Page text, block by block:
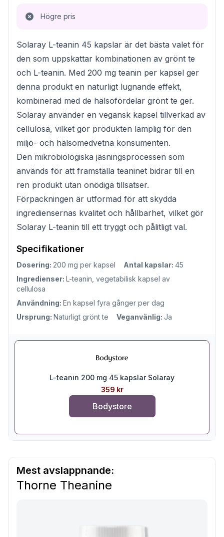
Högre pris
Solaray L-teanin 45 kapslar är det bästa valet för
den som uppskattar kombinationen av grönt te
och L-teanin. Med 200 mg teanin per kapsel ger
denna produkt en naturligt lugnande effekt,
kombinerad med de hälsofördelar grönt te ger.
Solaray använder en vegansk kapsel tillverkad av
cellulosa, vilket gör produkten lämplig för den
miljö- och hälsomedvetna konsumenten.
Den mikrobiologiska jäsningsprocessen som
används för att framställa teaninet bidrar till en
ren produkt utan onödiga tillsatser.
Förpackningen är utformad för att skydda
ingrediensernas kvalitet och hållbarhet, vilket gör
Solaray L-teanin till ett tryggt och pålitligt val.
Specifikationer
Dosering: 200 mg per kapsel Antal kapslar: 45
Ingredienser: L-teanin, vegetabilisk kapsel av
cellulosa
Användning: En kapsel fyra gånger per dag
Ursprung: Naturligt grönt te Veganvänlig: Ja
L-teanin 200 mg 45 kapslar Solaray
359 kr
Bodystore
Mest avslappnande:
Thorne Theanine